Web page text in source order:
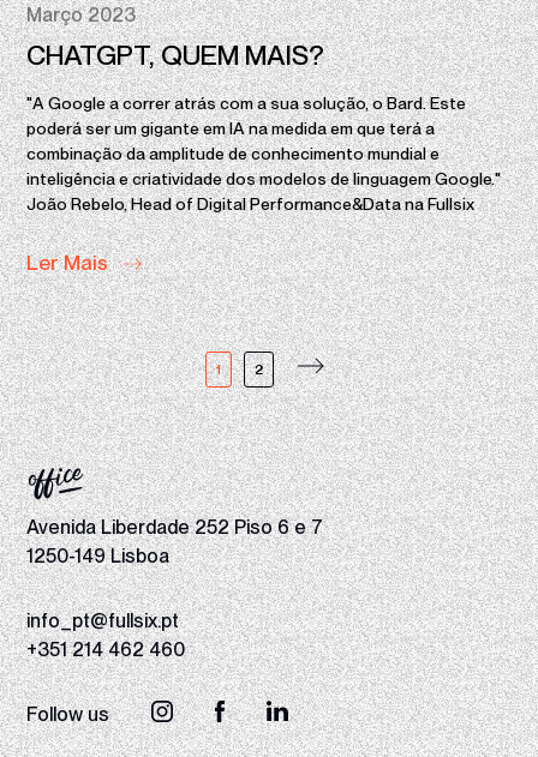
Março 2023
CHATGPT, QUEM MAIS?
"A Google a correr atrás com a sua solução, o Bard. Este
poderá ser um gigante em IA na medida em que terá a
combinação da amplitude de conhecimento mundial e
inteligência e criatividade dos modelos de linguagem Google."
João Rebelo, Head of Digital Performance&Data na Fullsix
Ler Mais
1 2
Avenida Liberdade 252 Piso 6 e 7
1250-149 Lisboa
info_pt@fullsix.pt
+351 214 462 460
Follow us